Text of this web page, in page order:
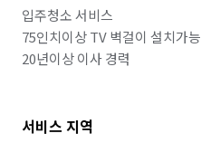
입주청소 서비스
75인치이상 TV 벽걸이 설치가능
서비스 지역